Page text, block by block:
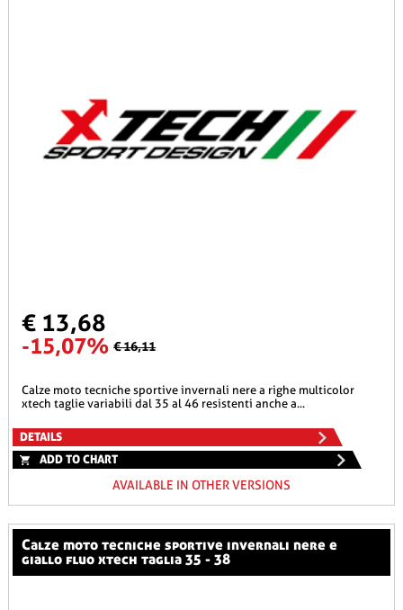
€ 13,68
-15,07% € 16,11
calze moto tecniche sportive invernali nere a righe multicolor
xtech taglie variabili dal 35 al 46 resistenti anche a...
DETAILS
ADD TO CHART
AVAILABLE IN OTHER VERSIONS
calze moto tecniche sportive invernali nere e
giallo fluo xtech taglia 35 - 38